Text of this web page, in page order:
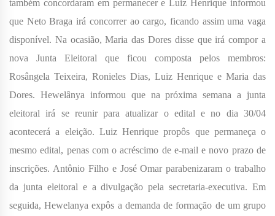
também concordaram em permanecer e Luiz Henrique informou
que Neto Braga irá concorrer ao cargo, ficando assim uma vaga
disponível. Na ocasião, Maria das Dores disse que irá compor a
nova Junta Eleitoral que ficou composta pelos membros:
Rosângela Teixeira, Ronieles Dias, Luiz Henrique e Maria das
Dores. Hewelânya informou que na próxima semana a junta
eleitoral irá se reunir para atualizar o edital e no dia 30/04
acontecerá a eleição. Luiz Henrique propôs que permaneça o
mesmo edital, penas com o acréscimo de e-mail e novo prazo de
inscrições. Antônio Filho e José Omar parabenizaram o trabalho
da junta eleitoral e a divulgação pela secretaria-executiva. Em
seguida, Hewelanya expôs a demanda de formação de um grupo